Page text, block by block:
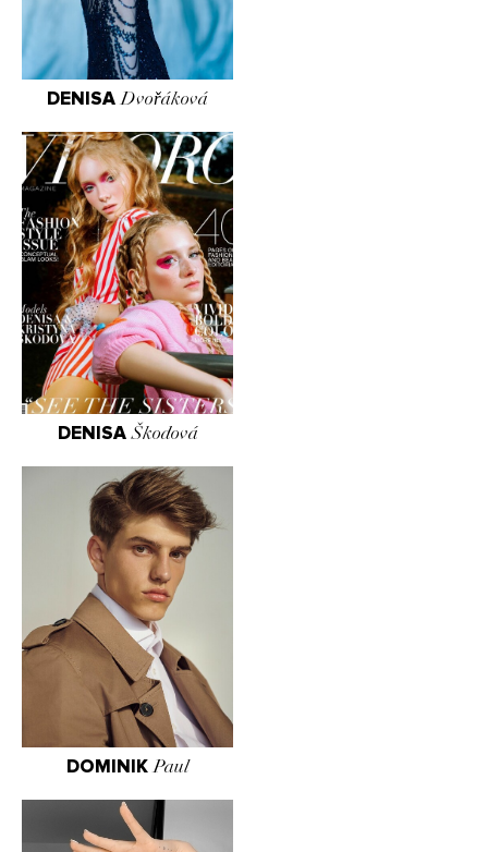
DENISA Dvořáková
DENISA Škodová
DOMINIK Paul